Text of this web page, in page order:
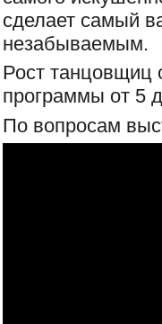
сделает самый
незабываемым.
Рост танцовщиц
программы от 5
По вопросам